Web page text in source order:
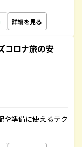
詳細を見る
コロナ旅の安
や準備に使えるテク